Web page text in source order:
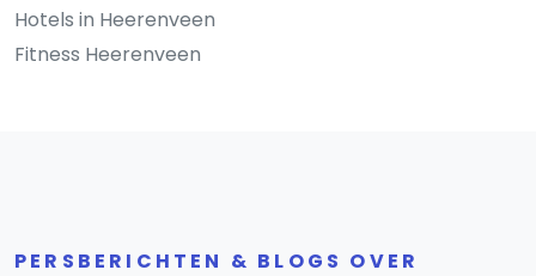
Hotels in Heerenveen
Fitness Heerenveen
PERSBERICHTEN & BLOGS OVER